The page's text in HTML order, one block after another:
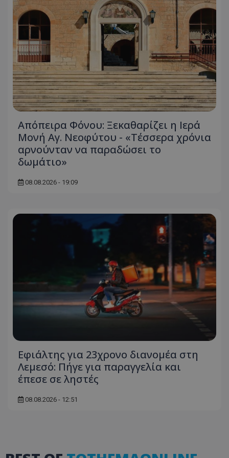
Απόπειρα Φόνου: Ξεκαθαρίζει η Ιερά
Μονή Αγ. Νεοφύτου - «Τέσσερα χρόνια
αρνούνταν να παραδώσει το
δωμάτιο»
08.08.2026 - 19:09
Εφιάλτης για 23χρονο διανομέα στη
Λεμεσό: Πήγε για παραγγελία και
έπεσε σε ληστές
08.08.2026 - 12:51
Απολύτως απαραίτητα
Απόδοσης
Στόχευσης
Λειτουργικότητας
Μη ταξινομημένα
Τα απολύτως απαραίτητα cookies επιτρέπουν
βασικές λειτουργίες του ιστότοπου, όπως τη
σύνδεση χρήστη και τη διαχείριση λογαριασμού.
Ο ιστότοπος δεν μπορεί να χρησιμοποιηθεί σωστά
χωρίς τα απολύτως απαραίτητα cookies.
Ονοματεπώνυμο
Προμηθευτής/Πεδίο
ASP.NET_SessionId
Microsoft Corporation
VISITOR_PRIVACY_METADATA
YouTube